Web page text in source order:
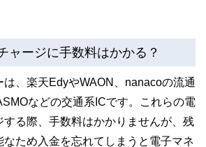
ャージに手数料はかかる？
、楽天EdyやWAON、nanacoの流通
などの交通系ICです。これらの電
る際、手数料はかかりませんが、残
ため入金を忘れてしまうと電子マネ